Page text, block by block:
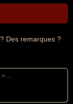
Des remarques ?